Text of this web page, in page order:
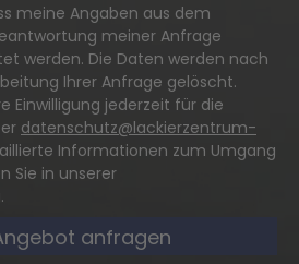
meine Angaben aus dem
meiner Anfrage
werden. Die Daten werden nach
Ihrer Anfrage gelöscht.
Einwilligung jederzeit für die
datenschutz@lackierzentrum-
Informationen zum Umgang
Sie in unserer
.
anfragen